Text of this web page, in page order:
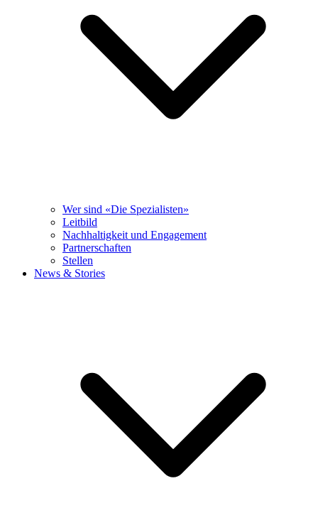
Wer sind «Die Spezialisten»
Leitbild
Nachhaltigkeit und Engagement
Partnerschaften
Stellen
News & Stories